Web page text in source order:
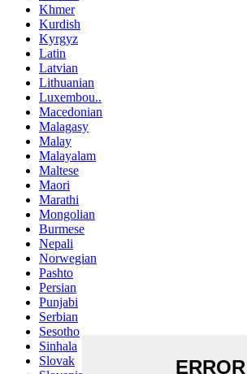
Khmer
Kurdish
Kyrgyz
Latin
Latvian
Lithuanian
Luxembou..
Macedonian
Malagasy
Malay
Malayalam
Maltese
Maori
Marathi
Mongolian
Burmese
Nepali
Norwegian
Pashto
Persian
Punjabi
Serbian
Sesotho
Sinhala
Slovak